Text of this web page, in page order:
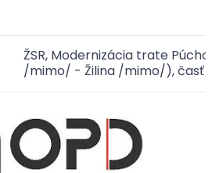
ŽSR, Modernizácia trate
/mimo/ - Žilina /mimo/), časť